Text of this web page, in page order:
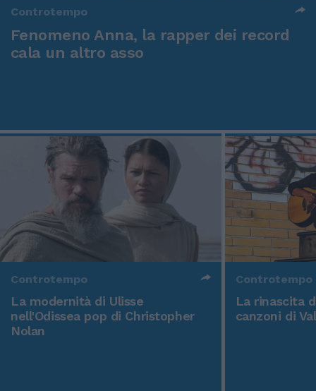
Controtempo
Fenomeno Anna, la rapper dei record
cala un altro asso
Controtempo
La modernità di Ulisse
nell'Odissea pop di Christopher
Nolan
Controtempo
La rinascita
canzoni di